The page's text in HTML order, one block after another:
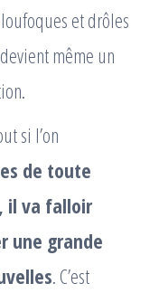
et drôles
même un
si l’on
de toute
il va falloir
une grande
. C’est